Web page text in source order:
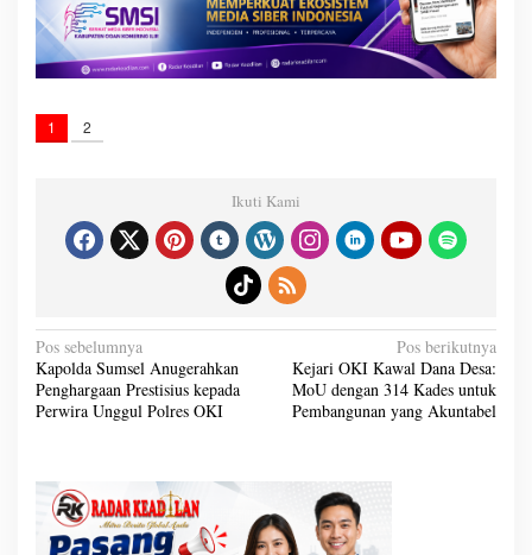
1 2
Ikuti Kami
N
a
v
i
g
a
o
Pos sebelumnya
Kapolda Sumsel Anugerahkan
Penghargaan Prestisius kepada
Perwira Unggul Polres OKI
Pos berikutnya
Kejari OKI Kawal Dana Desa:
MoU dengan 314 Kades untuk
Pembangunan yang Akuntabel